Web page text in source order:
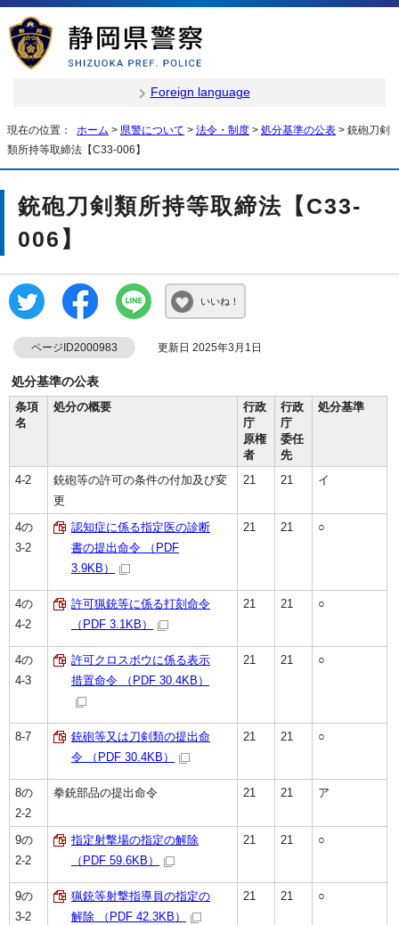
Foreign language
現在の位置： ホーム > 県警について > 法令・制度 > 処分基準の公表 > 銃砲刀剣
類所持等取締法【C33-006】
銃砲刀剣類所持等取締法【C33-
006】
いいね！
ページID2000983 更新日 2025年3月1日
処分基準の公表
条項
名
処分の概要
行政
庁
原権
者
行政
庁
委任
先
処分基準
4-2
銃砲等の許可の条件の付加及び変
更
21 21 イ
4の
3-2
認知症に係る指定医の診断
書の提出命令 （PDF
3.9KB）
21 21 ○
4の
4-2
許可猟銃等に係る打刻命令
（PDF 3.1KB）
21 21 ○
4の
4-3
許可クロスボウに係る表示
措置命令 （PDF 30.4KB）
21 21 ○
8-7
銃砲等又は刀剣類の提出命
令 （PDF 30.4KB）
21 21 ○
8の
2-2
拳銃部品の提出命令 21 21 ア
9の
2-2
指定射撃場の指定の解除
（PDF 59.6KB）
21 21 ○
9の
3-2
猟銃等射撃指導員の指定の
解除 （PDF 42.3KB）
21 21 ○